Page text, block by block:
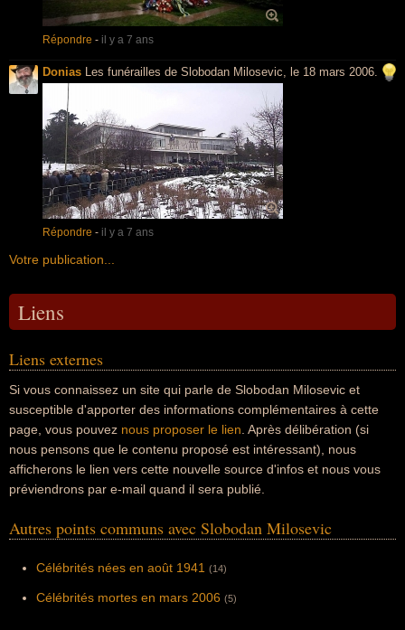
Répondre - il y a 7 ans
Donias Les funérailles de Slobodan Milosevic, le 18 mars 2006.
Répondre - il y a 7 ans
Votre publication...
Liens
Liens externes
Si vous connaissez un site qui parle de Slobodan Milosevic et
susceptible d'apporter des informations complémentaires à cette
page, vous pouvez nous proposer le lien . Après délibération (si
nous pensons que le contenu proposé est intéressant), nous
afficherons le lien vers cette nouvelle source d'infos et nous vous
préviendrons par e-mail quand il sera publié.
Autres points communs avec Slobodan Milosevic
Célébrités nées en août 1941 (14)
Célébrités mortes en mars 2006 (5)